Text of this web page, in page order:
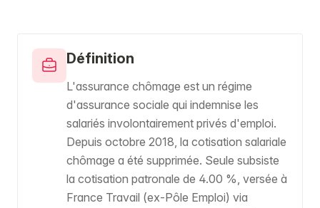
Définition
L'assurance chômage est un régime
d'assurance sociale qui indemnise les
salariés involontairement privés d'emploi.
Depuis octobre 2018, la cotisation salariale
chômage a été supprimée. Seule subsiste
la cotisation patronale de 4.00 %, versée à
France Travail (ex-Pôle Emploi) via